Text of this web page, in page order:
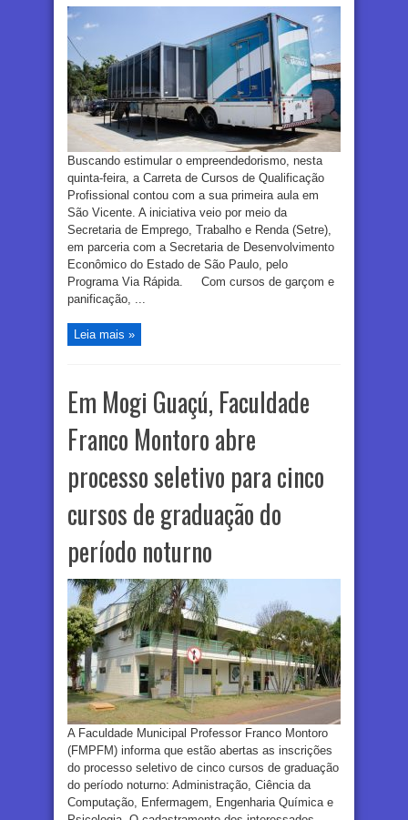
Buscando estimular o empreendedorismo, nesta
quinta-feira, a Carreta de Cursos de Qualificação
Profissional contou com a sua primeira aula em
São Vicente. A iniciativa veio por meio da
Secretaria de Emprego, Trabalho e Renda (Setre),
em parceria com a Secretaria de Desenvolvimento
Econômico do Estado de São Paulo, pelo
Programa Via Rápida. Com cursos de garçom e
panificação, ...
Leia mais »
Em Mogi Guaçú, Faculdade
Franco Montoro abre
processo seletivo para cinco
cursos de graduação do
período noturno
A Faculdade Municipal Professor Franco Montoro
(FMPFM) informa que estão abertas as inscrições
do processo seletivo de cinco cursos de graduação
do período noturno: Administração, Ciência da
Computação, Enfermagem, Engenharia Química e